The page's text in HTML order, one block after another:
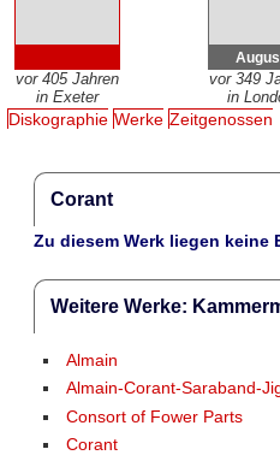
vor 405 Jahren
in Exeter
vor 349
in
Diskographie Werke Zeitgenossen
Corant
Zu diesem Werk liegen keine
Weitere Werke:
Almain
Almain-Corant-Saraband-
Consort of Fower Parts
Corant